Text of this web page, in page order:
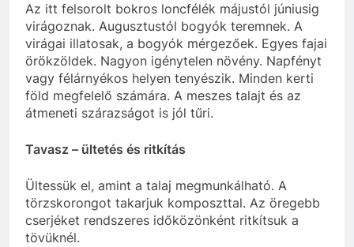
Az itt felsorolt bokros loncfélék májustól júniusig
virágoznak. Augusztustól bogyók teremnek. A
virágai illatosak, a bogyók mérgezőek. Egyes fajai
örökzöldek. Nagyon igénytelen növény. Napfényt
vagy félárnyékos helyen tenyészik. Minden kerti
föld megfelelő számára. A meszes talajt és az
átmeneti szárazságot is jól tűri.
Tavasz – ültetés és ritkítás
Ültessük el, amint a talaj megmunkálható. A
törzskorongot takarjuk komposzttal. Az öregebb
cserjéket rendszeres időközönként ritkítsuk a
tövüknél.